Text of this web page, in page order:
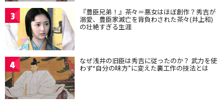
3 『豊臣兄弟！』茶々＝悪女はほぼ創作？秀吉が
溺愛、豊臣家滅亡を背負わされた茶々(井上和)
の壮絶すぎる生涯
4 なぜ浅井の旧臣は秀吉に従ったのか？ 武力を使
わず“自分の味方”に変えた裏工作の技法とは